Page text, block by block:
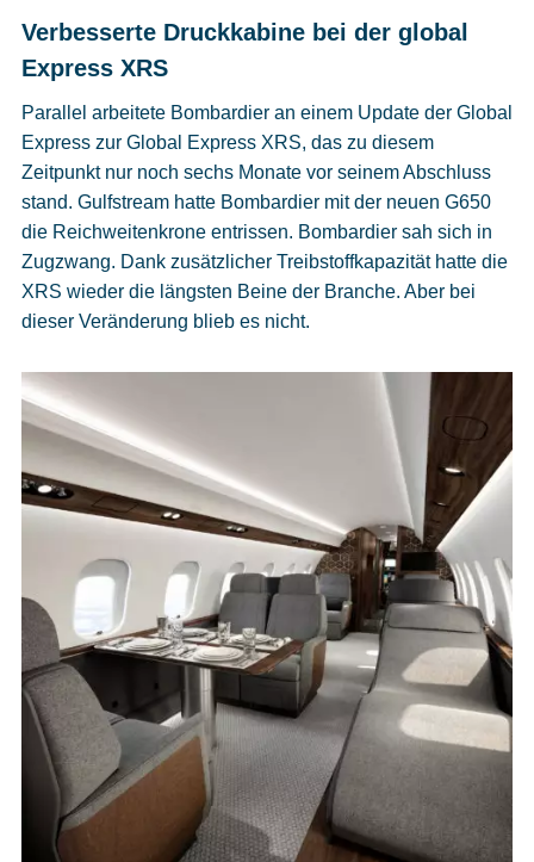
Verbesserte Druckkabine bei der global
Express XRS
Parallel arbeitete Bombardier an einem Update der Global
Express zur Global Express XRS, das zu diesem
Zeitpunkt nur noch sechs Monate vor seinem Abschluss
stand. Gulfstream hatte Bombardier mit der neuen G650
die Reichweitenkrone entrissen. Bombardier sah sich in
Zugzwang. Dank zusätzlicher Treibstoffkapazität hatte die
XRS wieder die längsten Beine der Branche. Aber bei
dieser Veränderung blieb es nicht.